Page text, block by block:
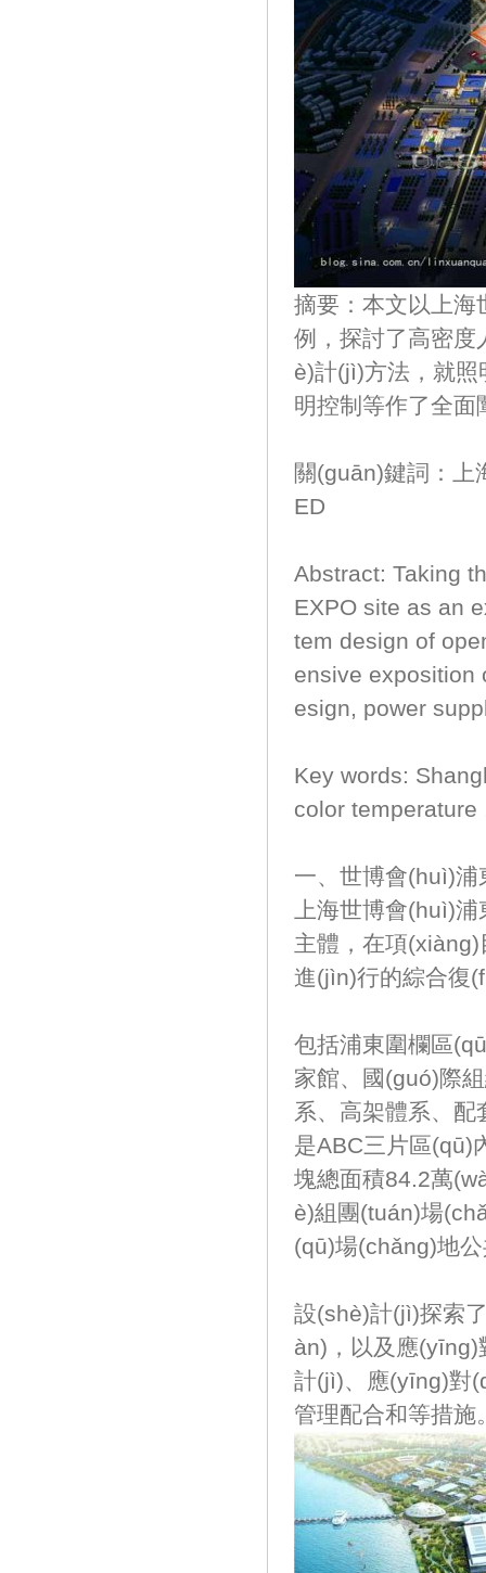
摘要：本文以上海
例，探討了高
è)計(jì)方法，就
明控制等作了全面闡
關(guān)鍵詞：上海
ED
Abstract: Taking
EXPO site as an
tem design of
ensive exposition
esign, power
Key words:
color temperature
一、世博會
上海世博會(huì)
主體，在項
進(jìn)行的綜合復
包括浦東圍欄區
家館、國(guó)際
系、高架體系、
是ABC三片區(qū)
塊總面積84.2萬
è)組團(tuán)場
(qū)場(chǎng)地
設(shè)計(jì)探索
àn)，以及應
計(jì)、應
管理配合和等措施